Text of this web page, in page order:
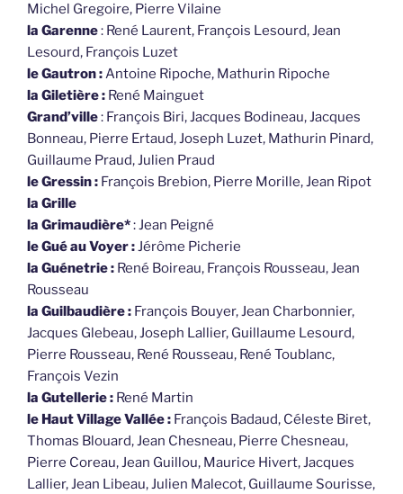
Michel Gregoire, Pierre Vilaine
la Garenne: René Laurent, François Lesourd, Jean
Lesourd, François Luzet
le Gautron :Antoine Ripoche, Mathurin Ripoche
la Giletière : René Mainguet
Grand’ville: François Biri, Jacques Bodineau, Jacques
Bonneau, Pierre Ertaud, Joseph Luzet, Mathurin Pinard,
Guillaume Praud, Julien Praud
le Gressin : François Brebion, Pierre Morille, Jean Ripot
la Grille
la Grimaudière*: Jean Peigné
le Gué au Voyer :Jérôme Picherie
la Guénetrie : René Boireau, François Rousseau, Jean
Rousseau
la Guilbaudière : François Bouyer, Jean Charbonnier,
Jacques Glebeau, Joseph Lallier, Guillaume Lesourd,
Pierre Rousseau, René Rousseau, René Toublanc,
François Vezin
la Gutellerie : René Martin
le Haut Village Vallée : François Badaud, Céleste Biret,
Thomas Blouard, Jean Chesneau, Pierre Chesneau,
Pierre Coreau, Jean Guillou, Maurice Hivert, Jacques
Lallier, Jean Libeau, Julien Malecot, Guillaume Sourisse,